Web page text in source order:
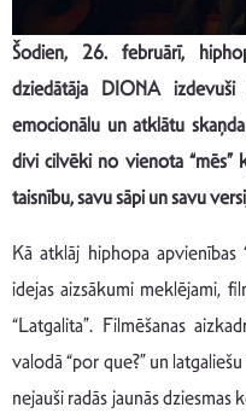
Šodien, 26. februārī,
dziedātāja DIONA
emocionālu un atklātu
divi cilvēki no vienota “mēs”
taisnību, savu sāpi un savu
Kā atklāj hiphopa apvienības
idejas aizsākumi meklējami,
“Latgalita”. Filmēšanas
valodā “por que?” un
nejauši radās jaunās dziesmas